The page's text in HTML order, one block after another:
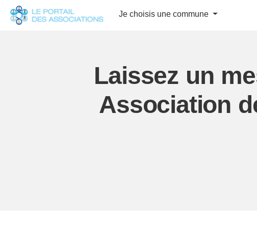
Je choisis une commune
Laissez un
Association
Panneau de gestion des cookies